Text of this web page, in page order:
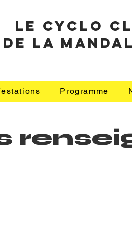
le cyclo
de la
Programme